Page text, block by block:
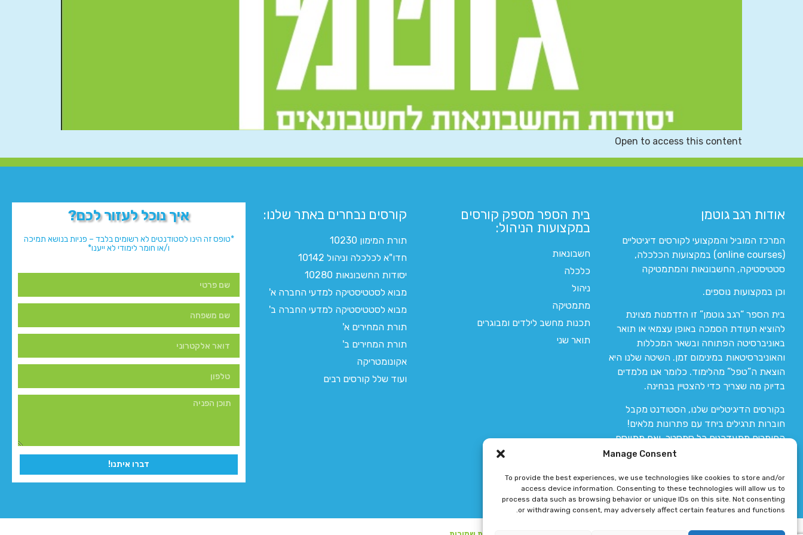
Manage Consent
To provide the best experiences, we use technologies like cookies to store and/or
access device information. Consenting to these technologies will allow us to
process data such as browsing behavior or unique IDs on this site. Not consenting
or withdrawing consent, may adversely affect certain features and functions.
Open to access this content
אודות רגב גוטמן
המרכז המוביל והמקצועי לקורסים דיגיטליים
(online courses) במקצועות הכלכלה,
סטטיסטיקה, החשבונאות והמתמטיקה
וכן במקצועות נוספים.
בית הספר “רגב גוטמן” זו הזדמנות מצוינת
להוציא תעודת הסמכה באופן עצמאי או תואר
באוניברסיטה הפתוחה ובשאר המכללות
והאוניברסיטאות במינימום זמן. השיטה שלנו היא
הוצאת ה”טפל” מהלימוד. כלומר אנו מלמדים
בדיוק מה שצריך כדי להצטיין בבחינה.
בקורסים הדיגיטליים שלנו, הסטודנט מקבל
חוברות תרגילים ביחד עם פתרונות מלאים!
החומרים מתעדכנים כל סמסטר, ואם מתווסף
חומר חדש אז הקורס מתעדכן יחד איתו.
בית הספר מספק קורסים
במקצועות הניהול:
חשבונאות
כלכלה
ניהול
מתמטיקה
תכנות מחשב לילדים ומבוגרים
תואר שני
קורסים נבחרים באתר שלנו:​
תורת המימון 10230
חדו"א לכלכלה וניהול 10142
יסודות החשבונאות 10280
מבוא לסטטיסטיקה למדעי החברה א'
מבוא לסטטיסטיקה למדעי החברה ב'
תורת המחירים א'
תורת המחירים ב'
אקונומטריקה
ועוד שלל קורסים רבים
איך נוכל לעזור לכם?
*טופס זה הינו לסטודנטים לא רשומים בלבד – פניות בנושא תמיכה
ו/או חומר לימודי לא ייענו*
דברו איתנו!